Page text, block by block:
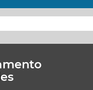
comunicações da Fenacon.